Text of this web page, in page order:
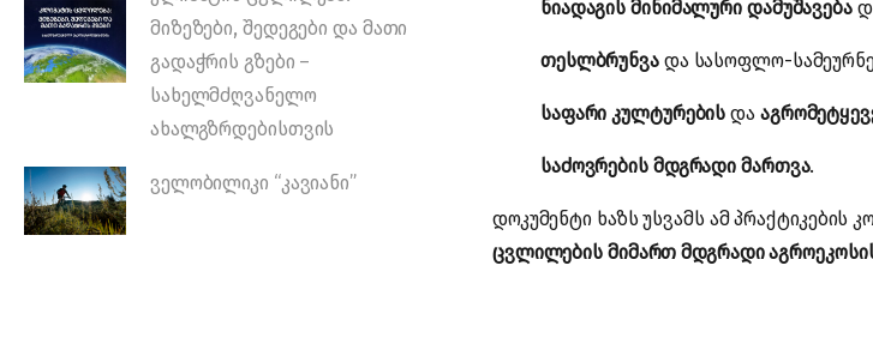
მიზეზები, შედეგები და მათი
გადაჭრის გზები –
სახელმძღვანელო
ახალგზრდებისთვის
ველობილიკი “კავიანი”
ნიადაგის მინიმალური დამუშავება
თესლბრუნვადა სასოფლო-
საფარი კულტურების და
საძოვრების მდგრადი მართვა.
დოკუმენტი ხაზს უსვამს ამ პრაქტიკების
ცვლილების მიმართ მდგრადი